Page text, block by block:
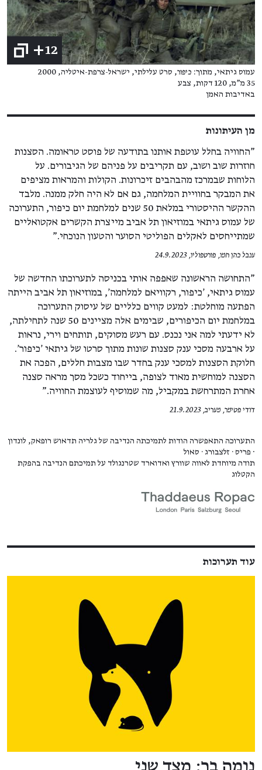
+12
עמוס גיתאי, מתוך: כיפור, סרט עלילתי, ישראל-צרפת-איטליה, 2000
35 מ"מ, 120 דקות, צבע
באדיבות האמן
מן העיתונות
"החוויה בחלל עוטפת אותנו בתודעה של פוסט טראומה. הסצנות
חוזרות שוב ושוב, עם תקריבים על פניהם של הגיבורים. על
הלוחות שבמרכז מהבהבים זיכרונות. הקולות והמראות מציפים
את המבקר בחוויית המלחמה, גם אם לא היה חלק ממנה. מלבד
ההקשר ההיסטורי במלאת 50 שנים למלחמת יום כיפור, התערוכה
של עמוס גיתאי במוזיאון תל אביב מייצרת הקשרים אקטואליים
שמתייחסים לאקלים הפוליטי הסוער והטעון הנוכחי."
ענבל כהן חמו, פורטפוליו, 24.9.2023
"התחושה הראשונה שאפפה אותי בכניסה לתערוכתו החדשה של
עמוס גיתאי, 'כיפור, רקוויאם למלחמה', במוזיאון תל אביב הייתה
הפתעה מוחלטת: למעט קווים כלליים של עיסוק התערוכה
במלחמת יום הכיפורים, שבימים אלה מציינים 50 שנה לתחילתה,
לא ידעתי למה אני נכנס. עם רעש מסוקים, תותחים וירי, נראות
על ארבעה מסכי ענק סצנות שונות מתוך סרטו של גיתאי 'כיפור'.
חלוקת הסצנות למסכי ענק בחדר שבו מצבות חללים, הפכה את
הסצנה למוחשית מאוד לצופה, בייחוד כשכל מסך מראה סצנה
אחרת המתרחשת במקביל, מה שמוסיף לעוצמת החוויה."
דודי פטימר, מעריב, 21.9.2023
התערוכה התאפשרה הודות לתמיכתה הנדיבה של גלריה תדאוש רופאק, לונדון
∙ פריס · זלצבורג · סאול
תודה מיוחדת לאווה שוורץ ואדוארד שטרנגולד על תמיכתם הנדיבה בהפקת
הקטלוג
עוד תערוכות